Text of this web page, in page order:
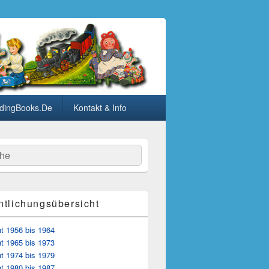
Kontakt & Info
1956 bis 1964
1965 bis 1973
1974 bis 1979